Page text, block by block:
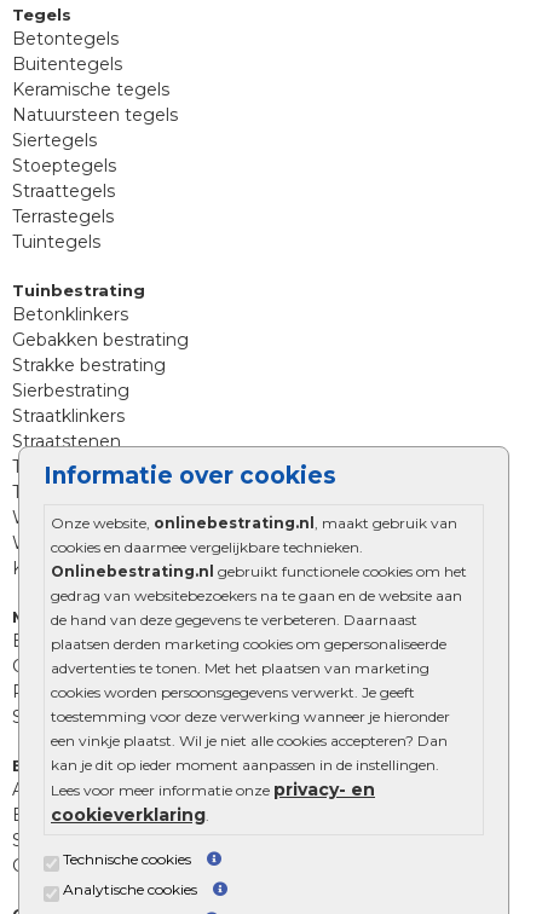
Informatie over cookies
Onze website, onlinebestrating.nl , maakt gebruik van
cookies en daarmee vergelijkbare technieken.
Onlinebestrating.nl gebruikt functionele cookies om het
gedrag van websitebezoekers na te gaan en de website aan
de hand van deze gegevens te verbeteren. Daarnaast
plaatsen derden marketing cookies om gepersonaliseerde
advertenties te tonen. Met het plaatsen van marketing
cookies worden persoonsgegevens verwerkt. Je geeft
toestemming voor deze verwerking wanneer je hieronder
een vinkje plaatst. Wil je niet alle cookies accepteren? Dan
kan je dit op ieder moment aanpassen in de instellingen.
Lees voor meer informatie onze privacy- en
cookieverklaring.
Technische cookies
Analytische cookies
Tegels
Betontegels
Buitentegels
Keramische tegels
Natuursteen tegels
Siertegels
Stoeptegels
Straattegels
Terrastegels
Tuintegels
Tuinbestrating
Betonklinkers
Gebakken bestrating
Strakke bestrating
Sierbestrating
Straatklinkers
Straatstenen
Trommelstenen
Tuinstenen
Waalformaat
Wildverband bestrating
Kingstones
Muurelementen
Betonbielzen
Opsluitbanden
Palissades
Stapelblokken
Extra benodigdheden
Afwatering en diversen
Beplantings en betonelementen
Split, grind en zand
Oprit tegels